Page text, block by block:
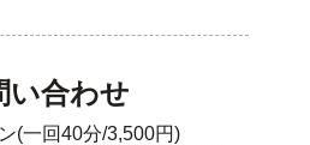
い合わせ
(一回40分/3,500円)